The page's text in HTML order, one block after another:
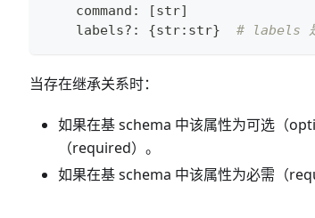
    command
: [str]
    labels
? : {str: str} # labels 是
当存在继承关系时：
如果在基 schema 中该属性为可选（
（required）。
如果在基 schema 中该属性为必需（